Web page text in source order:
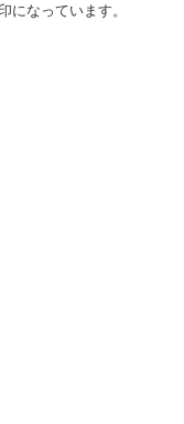
になっています。